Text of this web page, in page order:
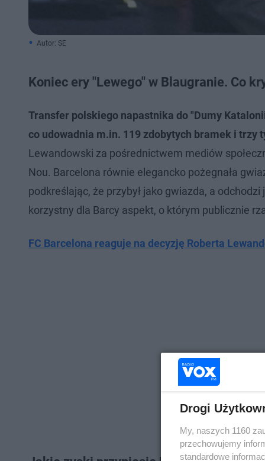
Autor: SE
Koniec ery "Lewego" w Blaugranie. Co
Transfer polskiego napastnika do "Dumy
co udowadnia m.in. 119 zdobytych bramek i trzy
Lewandowski za pośrednictwem mediów
Nou. Barcelona równie elegancko pożegnała
podkreślając, że przybył jako gwiazda, a
korzystny dla Barcy aspekt, o którym publicznie
FC Barcelona reaguje na decyzję Roberta
Drogi
My, naszych 1160
przechowujemy
standardowe